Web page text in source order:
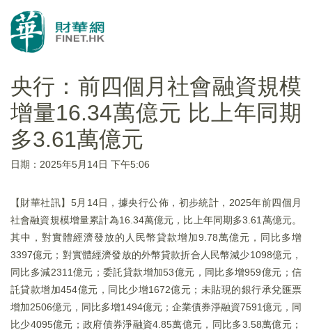
央行：前四個月社會融資規模
增量16.34萬億元 比上年同期
多3.61萬億元
日期：2025年5月14日 下午5:06
【財華社訊】5月14日，據央行公佈，初步統計，2025年前四個月
社會融資規模增量累計為16.34萬億元，比上年同期多3.61萬億元。
其中，對實體經濟發放的人民幣貸款增加9.78萬億元，同比多增
3397億元；對實體經濟發放的外幣貸款折合人民幣減少1098億元，
同比多減2311億元；委託貸款增加53億元，同比多增959億元；信
託貸款增加454億元，同比少增1672億元；未貼現的銀行承兌匯票
增加2506億元，同比多增1494億元；企業債券淨融資7591億元，同
比少4095億元；政府債券淨融資4.85萬億元，同比多3.58萬億元；